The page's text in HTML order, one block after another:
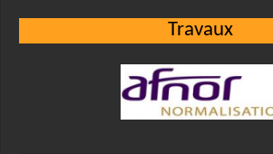
Travaux